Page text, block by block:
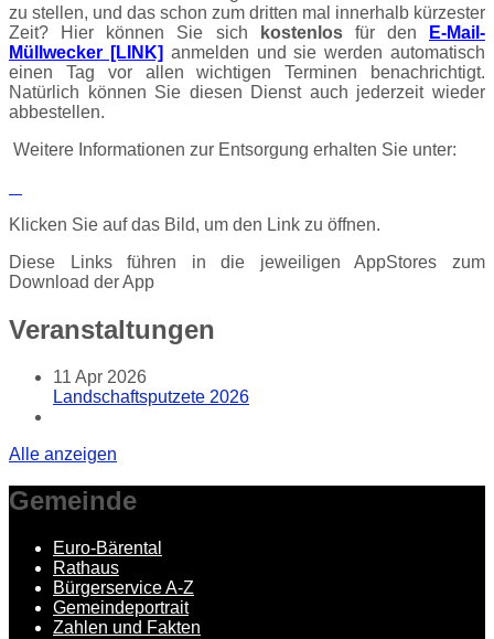
zu stellen, und das schon zum dritten mal innerhalb kürzester
Zeit? Hier können Sie sich
kostenlos für den
E-Mail-
Müllwecker [LINK] anmelden und sie werden automatisch
einen Tag vor allen wichtigen Terminen benachrichtigt.
Natürlich können Sie diesen Dienst auch jederzeit wieder
abbestellen.
Weitere Informationen zur Entsorgung erhalten Sie unter:
Klicken Sie auf das Bild, um den Link zu öffnen.
Diese Links führen in die jeweiligen AppStores zum
Download der App
Veranstaltungen
11 Apr 2026
Landschaftsputzete 2026
Alle anzeigen
Gemeinde
Euro-Bärental
Rathaus
Bürgerservice A-Z
Gemeindeportrait
Zahlen und Fakten